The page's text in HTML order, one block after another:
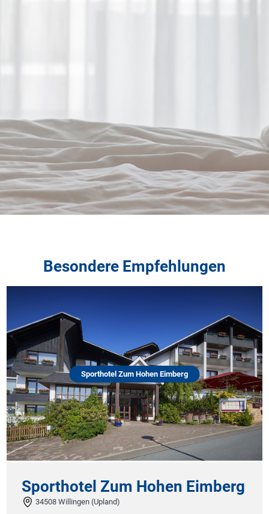
Besondere Empfehlungen
Sporthotel Zum Hohen Eimberg
Sporthotel Zum Hohen Eimberg
34508 Willingen (Upland)